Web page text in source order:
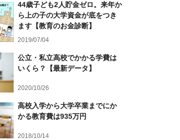
44歳子ども2人貯金ゼロ。来年か
ら上の子の大学資金が底をつき
ます【教育のお金診断】
2019/07/04
公立・私立高校でかかる学費は
いくら？【最新データ】
2020/10/26
高校入学から大学卒業までにか
かる教育費は935万円
2018/10/14